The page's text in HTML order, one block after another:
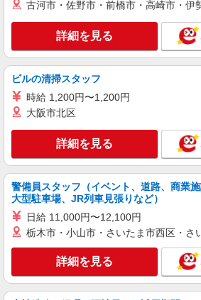
カウンター・キッチ
時＞フルタイム
時給1350円 ＜高校生
神奈川県平塚市天沼
キープ
ケンタッキーフライドチキン 平塚店
カウンター・キッチン
時＞日曜 フルタイム
時給1250円 ＜高校生
神奈川県平塚市紅谷
キープ
パート
ケンタッキーフライドチキン OSC湘南店
カウンター・キッチン
古河市・佐野市・前橋市・高崎市・
詳細を見る
ビルの清掃スタッフ
時給 1,200円〜1,200円
大阪市北区
詳細を見る
警備員スタッフ（イベント、道路、商業施
大型駐車場、JR列車見張りなど）
日給 11,000円〜12,100円
栃木市・小山市・さいたま市西区・さ
詳細を見る